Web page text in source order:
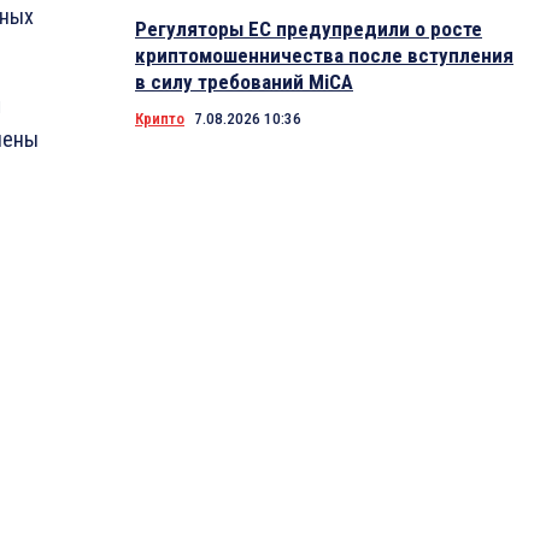
Регуляторы ЕС предупредили о росте
криптомошенничества после вступления
в силу требований MiCA
Крипто 7.08.2026 10:36